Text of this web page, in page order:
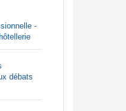
-
débats